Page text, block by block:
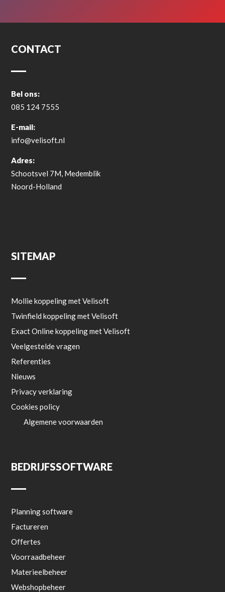
CONTACT
Bel ons:
085 124 7555
E-mail:
info@velisoft.nl
Adres:
Schootsvel 7M, Medemblik
Noord-Holland
SITEMAP
Mollie koppeling met Velisoft
Twinfield koppeling met Velisoft
Exact Online koppeling met Velisoft
Veelgestelde vragen
Referenties
Nieuws
Privacy verklaring
Cookies policy
Algemene voorwaarden
BEDRIJFSSOFTWARE
Planning software
Factureren
Offertes
Voorraadbeheer
Materieelbeheer
Webshopbeheer